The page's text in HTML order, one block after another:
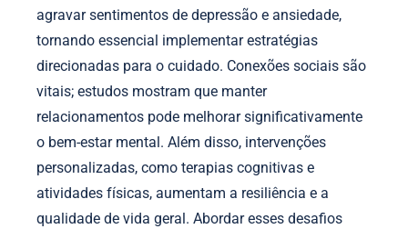
agravar sentimentos de depressão e ansiedade,
tornando essencial implementar estratégias
direcionadas para o cuidado. Conexões sociais são
vitais; estudos mostram que manter
relacionamentos pode melhorar significativamente
o bem-estar mental. Além disso, intervenções
personalizadas, como terapias cognitivas e
atividades físicas, aumentam a resiliência e a
qualidade de vida geral. Abordar esses desafios